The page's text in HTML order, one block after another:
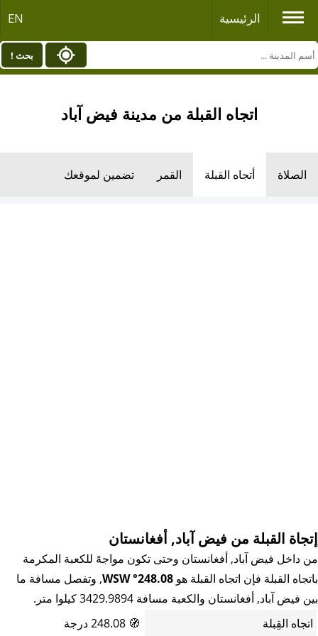
الرئيسية EN
بحث !
اتجاه القبلة من مدينة فیض آباد
الصلاة أتجاه القبلة القمر تضمين لموقعك
إتجاة القبلة من فیض آباد, أفغانستان
من داخل فیض آباد, أفغانستان وحتى تكون مواجهً للكعبة المكرمة
باتجاه القبلة فإن اتجاه القبلة هو 248.08° WSW
, وتفصل مسافة ما
بين فیض آباد, أفغانستان والكعبة مسافة 3429.9894 كيلوا متر.
اتجاه القِبلة
🧭